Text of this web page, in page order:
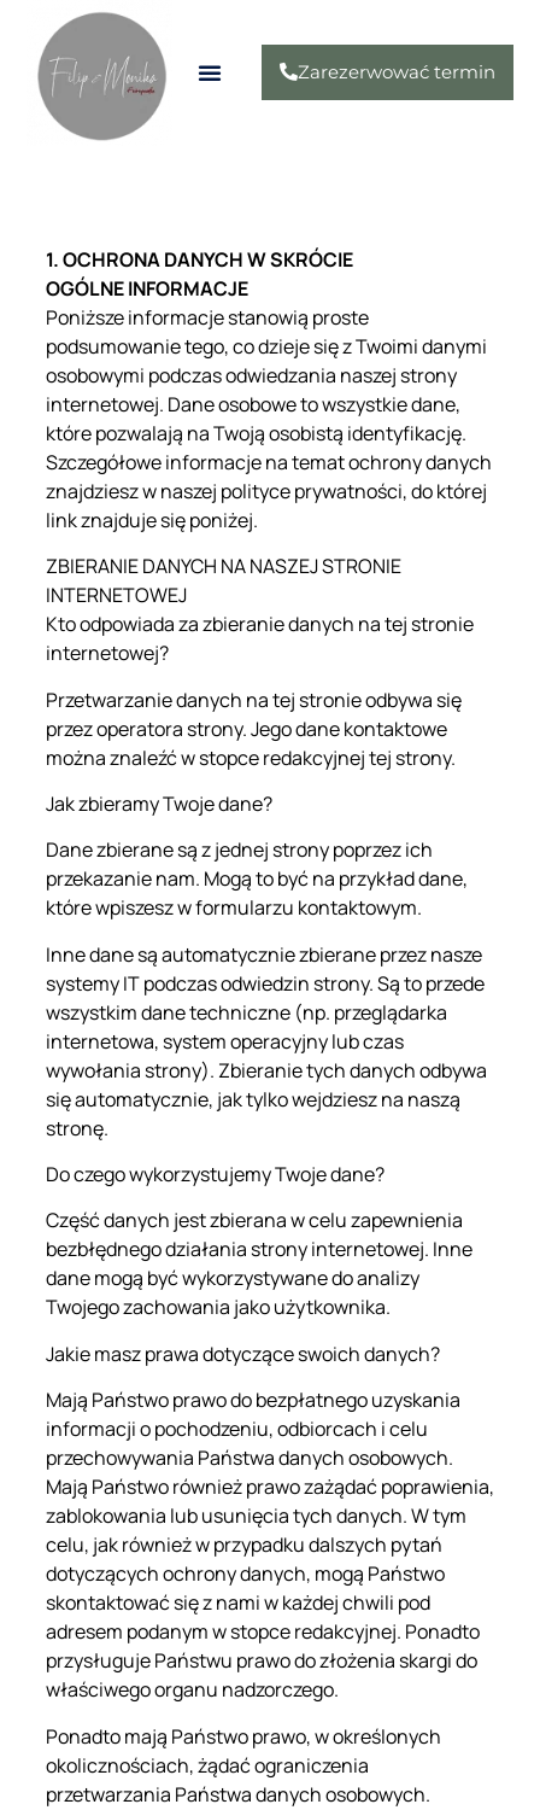
Zarezerwować termin
1. OCHRONA DANYCH W SKRÓCIE
OGÓLNE INFORMACJE
Poniższe informacje stanowią proste
podsumowanie tego, co dzieje się z Twoimi danymi
osobowymi podczas odwiedzania naszej strony
internetowej. Dane osobowe to wszystkie dane,
które pozwalają na Twoją osobistą identyfikację.
Szczegółowe informacje na temat ochrony danych
znajdziesz w naszej polityce prywatności, do której
link znajduje się poniżej.
ZBIERANIE DANYCH NA NASZEJ STRONIE
INTERNETOWEJ
Kto odpowiada za zbieranie danych na tej stronie
internetowej?
Przetwarzanie danych na tej stronie odbywa się
przez operatora strony. Jego dane kontaktowe
można znaleźć w stopce redakcyjnej tej strony.
Jak zbieramy Twoje dane?
Dane zbierane są z jednej strony poprzez ich
przekazanie nam. Mogą to być na przykład dane,
które wpiszesz w formularzu kontaktowym.
Inne dane są automatycznie zbierane przez nasze
systemy IT podczas odwiedzin strony. Są to przede
wszystkim dane techniczne (np. przeglądarka
internetowa, system operacyjny lub czas
wywołania strony). Zbieranie tych danych odbywa
się automatycznie, jak tylko wejdziesz na naszą
stronę.
Do czego wykorzystujemy Twoje dane?
Część danych jest zbierana w celu zapewnienia
bezbłędnego działania strony internetowej. Inne
dane mogą być wykorzystywane do analizy
Twojego zachowania jako użytkownika.
Jakie masz prawa dotyczące swoich danych?
Mają Państwo prawo do bezpłatnego uzyskania
informacji o pochodzeniu, odbiorcach i celu
przechowywania Państwa danych osobowych.
Mają Państwo również prawo zażądać poprawienia,
zablokowania lub usunięcia tych danych. W tym
celu, jak również w przypadku dalszych pytań
dotyczących ochrony danych, mogą Państwo
skontaktować się z nami w każdej chwili pod
adresem podanym w stopce redakcyjnej. Ponadto
przysługuje Państwu prawo do złożenia skargi do
właściwego organu nadzorczego.
Ponadto mają Państwo prawo, w określonych
okolicznościach, żądać ograniczenia
przetwarzania Państwa danych osobowych.